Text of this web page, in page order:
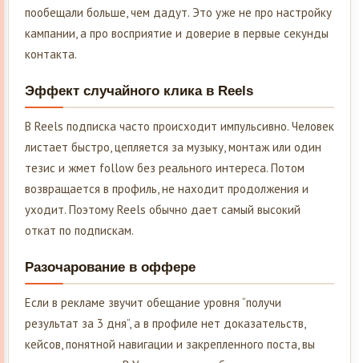
пообещали больше, чем дадут. Это уже не про настройку
кампании, а про восприятие и доверие в первые секунды
контакта.
Эффект случайного клика в Reels
В Reels подписка часто происходит импульсивно. Человек
листает быстро, цепляется за музыку, монтаж или один
тезис и жмет follow без реального интереса. Потом
возвращается в профиль, не находит продолжения и
уходит. Поэтому Reels обычно дает самый высокий
откат по подпискам.
Разочарование в оффере
Если в рекламе звучит обещание уровня “получи
результат за 3 дня”, а в профиле нет доказательств,
кейсов, понятной навигации и закрепленного поста, вы